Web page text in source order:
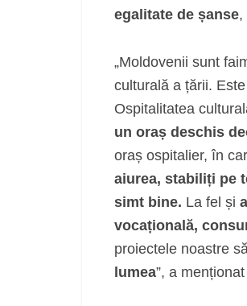
egalitate de șanse,
„Moldovenii sunt
culturală a țării.
Ospitalitatea
un oraș deschis
oraș ospitalier, în
aiurea, stabiliți pe
simt bine. La fel și
vocațională,
proiectele noastre
lumea”, a